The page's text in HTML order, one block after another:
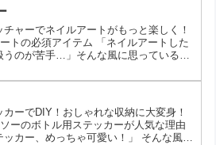
るかもしれません。そこで今回は、ダ
の魅力を徹底的に解説していきます。
ッズが人気の理由 1位 ...
ャーでネイルアートがもっと楽しく！
トの必須アイテム 「ネイルアートした
のが苦手…」そんな風に思っているあ
ャーが手に入るんです。今回は、ダイ
の魅力を徹底解剖！ネイルアート初心
ルが完成します。 なぜダイソーのスト
の？ ダイソーのストーンキ...
ーでDIY！おしゃれな収納に大変身！
ーのボトル用ステッカーが人気な理由
ッカー、めっちゃ可愛い！」 そんな風に